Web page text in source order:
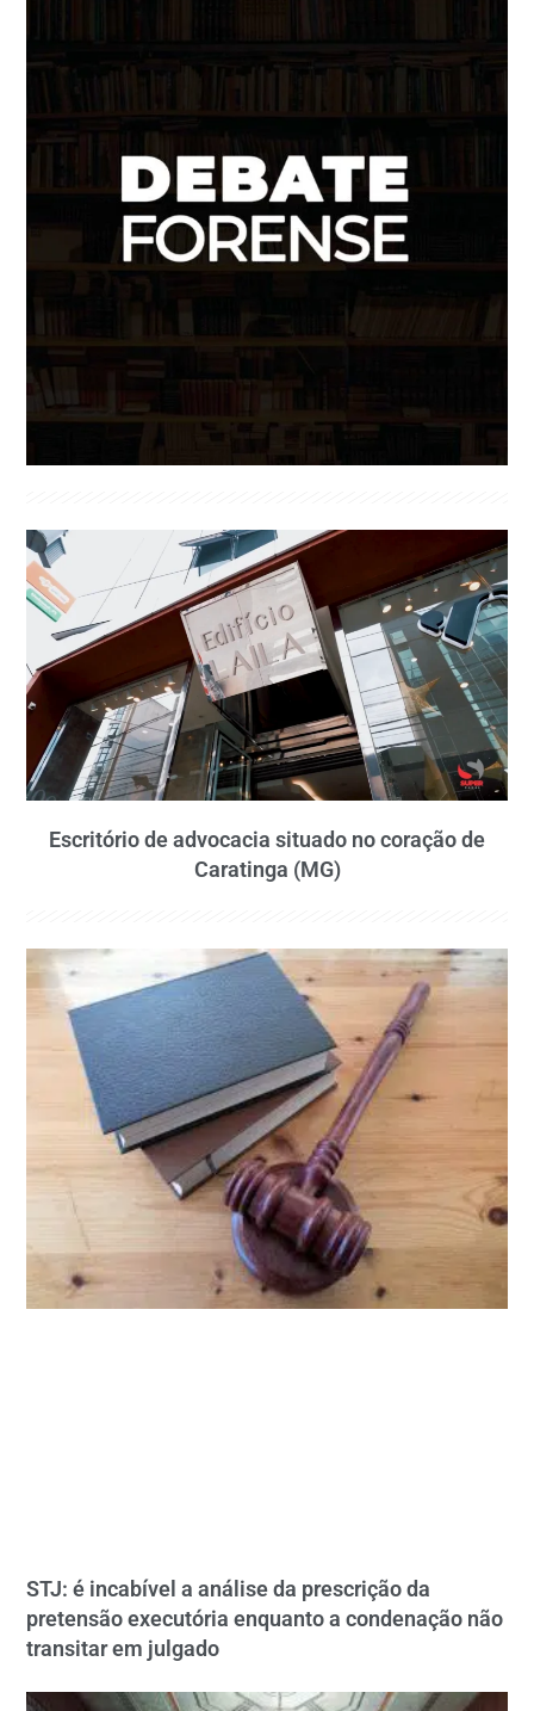
Escritório de advocacia situado no coração de
Caratinga (MG)
STJ: é incabível a análise da prescrição da
pretensão executória enquanto a condenação não
transitar em julgado